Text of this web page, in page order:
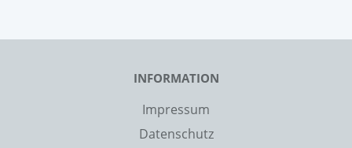
INFORMATION
Impressum
Datenschutz